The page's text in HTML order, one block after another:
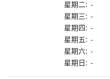
星期二: -
星期三: -
星期四: -
星期五: -
星期六: -
星期日: -